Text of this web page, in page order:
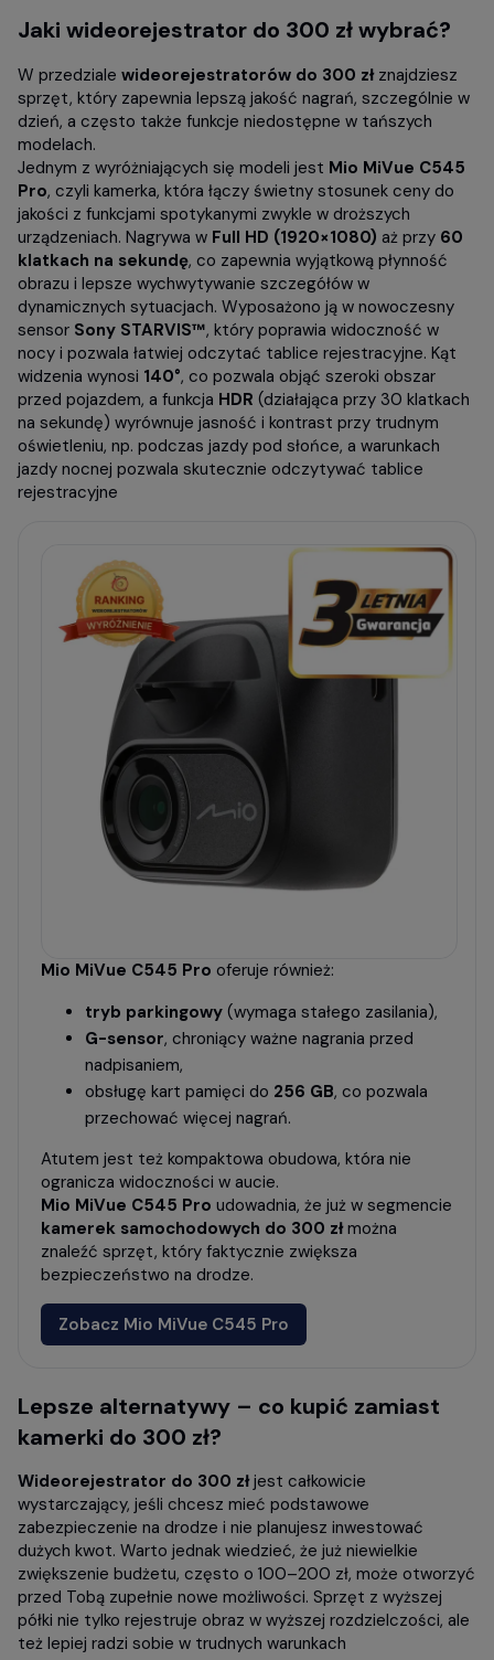
Jaki wideorejestrator do 300 złwybrać?
W przedziale wideorejestratorów do 300 złznajdziesz
sprzęt, który zapewnia lepszą jakość nagrań, szczególnie w
dzień, a często także funkcje niedostępne w tańszych
modelach.
Jednym z wyróżniających się modeli jest Mio MiVue C545
Pro, czyli kamerka, która łączy świetny stosunek ceny do
jakości z funkcjami spotykanymi zwykle w droższych
urządzeniach. Nagrywa w Full HD (1920×1080) aż przy 60
klatkach na sekundę, co zapewnia wyjątkową płynność
obrazu i lepsze wychwytywanie szczegółów w
dynamicznych sytuacjach. Wyposażono ją w nowoczesny
sensor Sony STARVIS™, który poprawia widoczność w
nocy i pozwala łatwiej odczytać tablice rejestracyjne. Kąt
widzenia wynosi 140°, co pozwala objąć szeroki obszar
przed pojazdem, a funkcja HDR (działająca przy 30 klatkach
na sekundę) wyrównuje jasność i kontrast przy trudnym
oświetleniu, np. podczas jazdy pod słońce, a warunkach
jazdy nocnej pozwala skutecznie odczytywać tablice
rejestracyjne
Mio MiVue C545 Pro oferuje również:
tryb parkingowy (wymaga stałego zasilania),
G-sensor, chroniący ważne nagrania przed
nadpisaniem,
obsługę kart pamięci do 256 GB, co pozwala
przechować więcej nagrań.
Atutem jest też kompaktowa obudowa, która nie
ogranicza widoczności w aucie.
Mio MiVue C545 Pro udowadnia, że już w segmencie
kamerek samochodowych do 300 złmożna
znaleźć sprzęt, który faktycznie zwiększa
bezpieczeństwo na drodze.
Zobacz Mio MiVue C545 Pro
Lepsze alternatywy – co kupić zamiast
kamerki do 300 zł?
Wideorejestrator do 300 złjest całkowicie
wystarczający, jeśli chcesz mieć podstawowe
zabezpieczenie na drodze i nie planujesz inwestować
dużych kwot. Warto jednak wiedzieć, że już niewielkie
zwiększenie budżetu, często o 100–200 zł, może otworzyć
przed Tobą zupełnie nowe możliwości. Sprzęt z wyższej
półki nie tylko rejestruje obraz w wyższej rozdzielczości, ale
też lepiej radzi sobie w trudnych warunkach